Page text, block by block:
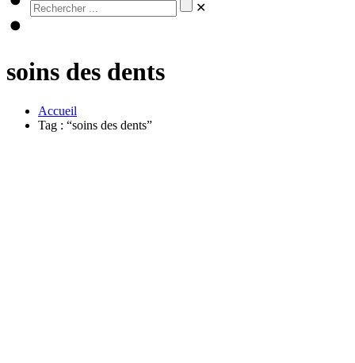
✕
soins des dents
Accueil
Tag : “soins des dents”